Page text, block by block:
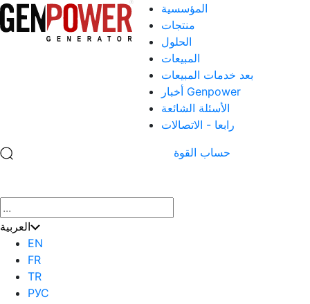
المؤسسية
منتجات
الحلول
المبيعات
بعد خدمات المبيعات
أخبار Genpower
الأسئلة الشائعة
رابعا - الاتصالات
العربية
EN
FR
TR
РУС
حساب القوة